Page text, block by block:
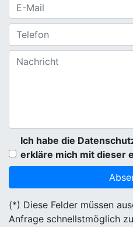
Ich habe die
erkläre mich mit dieser
(*) Diese Felder müssen
Anfrage schnellstmöglich